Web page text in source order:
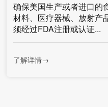
确保美国生产或者进口的
材料、医疗器械、放射产
须经过FDA注册或认证...
了解详情→